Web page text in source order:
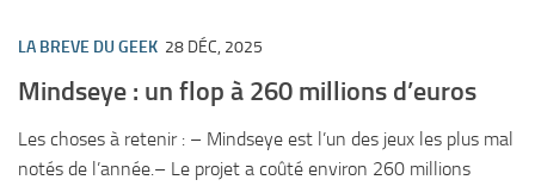
LA BREVE DU GEEK 28 DÉC, 2025
Mindseye : un flop à 260 millions d’euros
Les choses à retenir : – Mindseye est l’un des jeux les plus mal
notés de l’année.– Le projet a coûté environ 260 millions